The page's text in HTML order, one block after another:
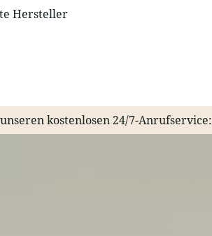
Hersteller
kostenlosen 24/7-Anrufservice: